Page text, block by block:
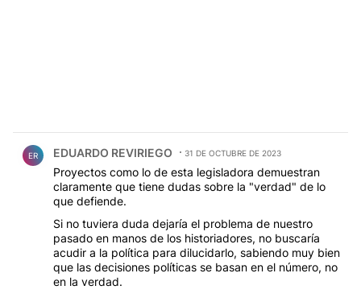
ER EDUARDO REVIRIEGO 31 DE OCTUBRE DE 2023
Proyectos como lo de esta legisladora demuestran
claramente que tiene dudas sobre la "verdad" de lo
que defiende.
Si no tuviera duda dejaría el problema de nuestro
pasado en manos de los historiadores, no buscaría
acudir a la política para dilucidarlo, sabiendo muy bien
que las decisiones políticas se basan en el número, no
en la verdad.